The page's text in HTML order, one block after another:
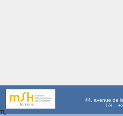
44, avenue de
Tél. :